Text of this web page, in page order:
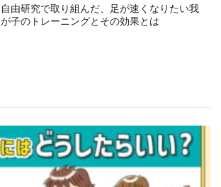
自由研究で取り組んだ、足が速くなりたい我
が子のトレーニングとその効果とは